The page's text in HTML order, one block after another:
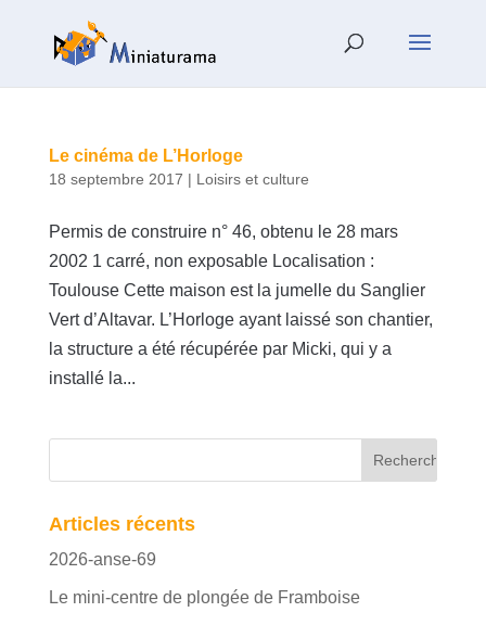
Le cinéma de L’Horloge
18 septembre 2017 | Loisirs et culture
Permis de construire n° 46, obtenu le 28 mars
2002 1 carré, non exposable Localisation :
Toulouse Cette maison est la jumelle du Sanglier
Vert d’Altavar. L’Horloge ayant laissé son chantier,
la structure a été récupérée par Micki, qui y a
installé la...
Articles récents
2026-anse-69
Le mini-centre de plongée de Framboise